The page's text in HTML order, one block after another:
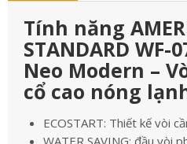
Tính năng
STANDARD WF-
Neo Modern –
cổ cao nóng
ECOSTART: Thiết kế vòi
WATER SAVING: đầu vòi